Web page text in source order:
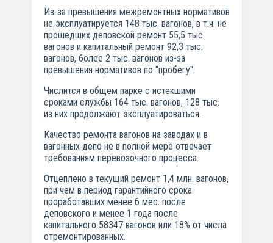
Из-за превышения межремонтных нормативов
не эксплуатируется 148 тыс. вагонов, в т.ч. не
прошедших деповской ремонт 55,5 тыс.
вагонов и капитальный ремонт 92,3 тыс.
вагонов, более 2 тыс. вагонов из-за
превышения нормативов по "пробегу".
Числится в общем парке с истекшими
сроками службы 164 тыс. вагонов, 128 тыс.
из них продолжают эксплуатироваться.
Качество ремонта вагонов на заводах и в
вагонных депо не в полной мере отвечает
требованиям перевозочного процесса.
Отцеплено в текущий ремонт 1,4 млн. вагонов,
при чем в период гарантийного срока
проработавших менее 6 мес. после
деповского и менее 1 года после
капитального 58347 вагонов или 18% от числа
отремонтированных.